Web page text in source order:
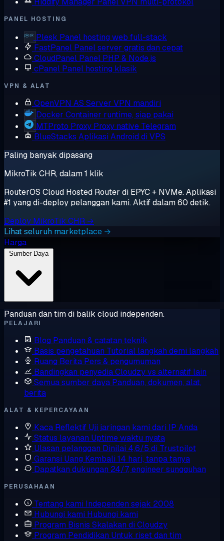
PANEL HOSTING
Plesk Panel hosting web full-stack
FastPanel Panel server gratis dan cepat
CloudPanel Panel PHP & Node.js
cPanel Panel hosting klasik
VPN & ALAT
OpenVPN AS Server VPN mandiri
Docker Container runtime, siap pakai
MTProto Proxy Proxy native Telegram
BlueStacks Aplikasi Android di VPS
Paling banyak dipasang
MikroTik CHR, dalam 1 klik
RouterOS Cloud Hosted Router di EPYC + NVMe. Aplikasi
#1 yang di-deploy pelanggan kami. Aktif dalam 60 detik.
Deploy MikroTik CHR →
Lihat seluruh marketplace →
Harga
Sumber Daya
Panduan dan tim di balik cloud independen.
PELAJARI
Blog Panduan & catatan teknik
Basis pengetahuan Tutorial langkah demi langkah
Ruang Berita Pers & pengumuman
Bandingkan penyediaCloudzy vs alternatif lain
Semua sumber daya Panduan, dokumen, alat,
berita
ALAT & KEPERCAYAAN
Kaca Reflektif Uji jaringan kami dari IP Anda
Status layanan Uptime waktu nyata
Ulasan pelanggan Dinilai 4,6/5 di Trustpilot
Garansi Uang Kembali 14 hari, tanpa tanya
Dapatkan dukungan 24/7, engineer sungguhan
PERUSAHAAN
Tentang kami Independen sejak 2008
Hubungi kami Hubungi kami
Program Bisnis Skalakan di Cloudzy
Program Pendidikan Untuk riset dan tim